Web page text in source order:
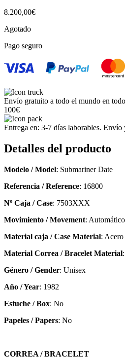
8.200,00€
Agotado
Pago seguro
Envío gratuito a todo el mundo en
100€
Entrega en: 3-7 días laborables.
Detalles del producto
Modelo / Model: Submariner Date
Referencia / Reference: 16800
Nº Caja / Case: 7503XXX
Movimiento / Movement:
Material caja / Case Material: Acero
Material Correa / Bracelet Material
Género / Gender: Unisex
Año / Year: 1982
Estuche / Box: No
Papeles / Papers: No
CORREA / BRACELET